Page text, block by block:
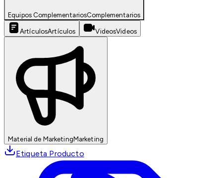
Equipos ComplementariosComplementarios
ArtículosArtículos VideosVideos
Material de MarketingMarketing
Etiqueta Producto